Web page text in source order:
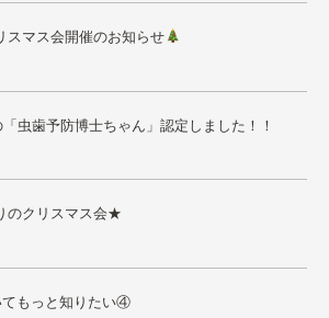
スマス会開催のお知らせ
虫歯予防博士ちゃん」認定しました！！
クリスマス会★
てもっと知りたい④